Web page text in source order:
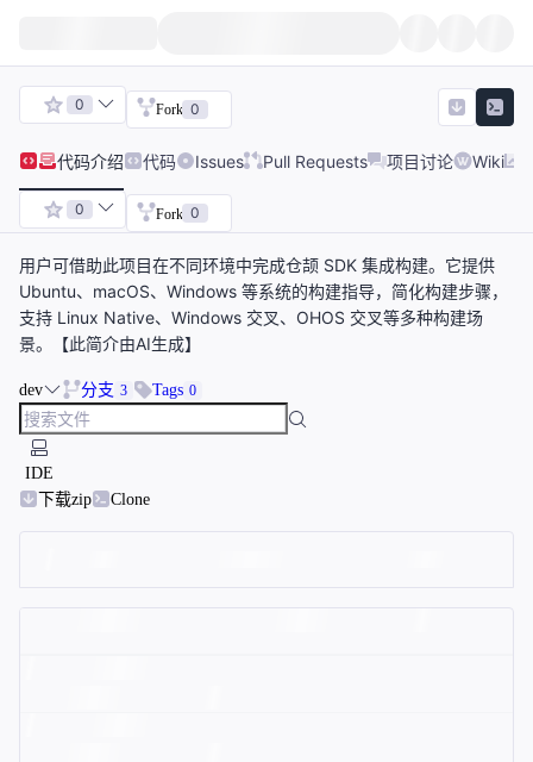
0 Fork 0
代码介绍 代码 Issues Pull Requests 项目讨论 Wiki
0 Fork 0
用户可借助此项目在不同环境中完成仓颉 SDK 集成构建。它提供
Ubuntu、macOS、Windows 等系统的构建指导，简化构建步骤，
支持 Linux Native、Windows 交叉、OHOS 交叉等多种构建场
景。【此简介由AI生成】
dev 分支 3 Tags 0
IDE
下载zip
Clone